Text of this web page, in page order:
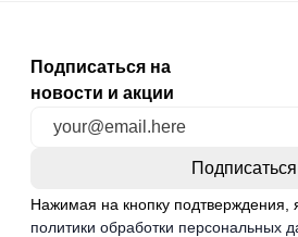
Подписаться на
новости и акции
Нажимая на кнопку подтверждения,
политики обработки персональных